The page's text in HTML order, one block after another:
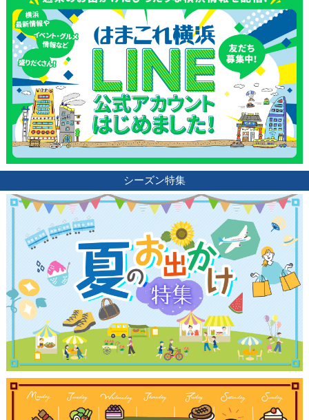
シーズン特集
観光ガイド
ランキング